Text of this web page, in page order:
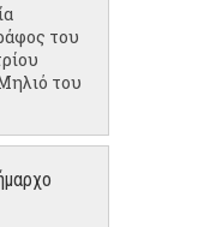
του
του